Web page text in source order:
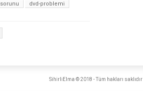
sorunu
dvd-problemi
SihirliElma © 2018 - Tüm hakları saklıdır